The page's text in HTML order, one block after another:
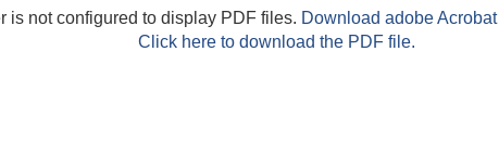
is not configured to display PDF files. Download adobe Acrobat
Click here to download the PDF file.